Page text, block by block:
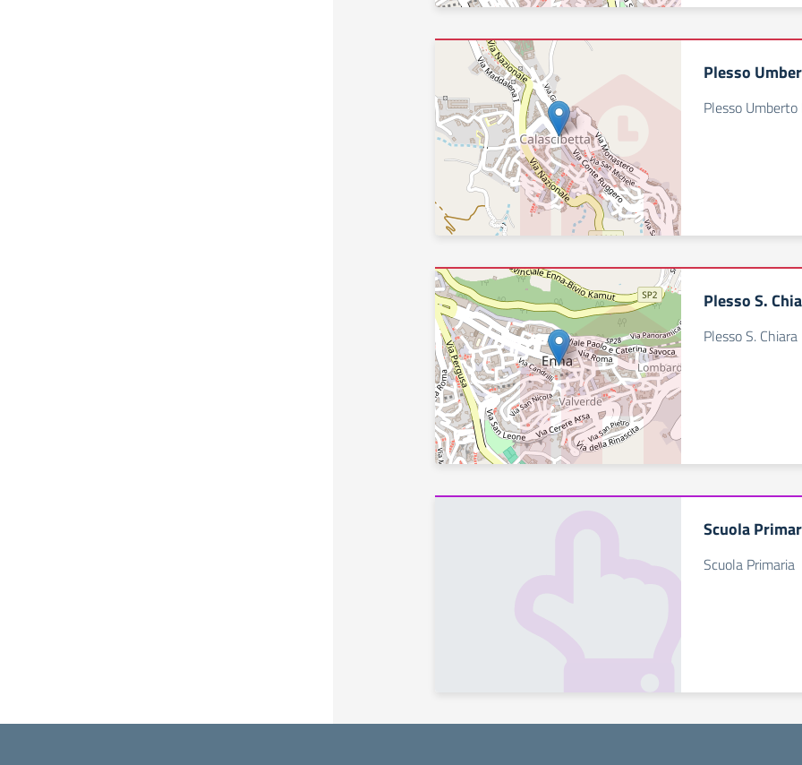
Plesso
Plesso Umberto
Plesso S.
Plesso S. Chiara
Scuola
Scuola Primaria